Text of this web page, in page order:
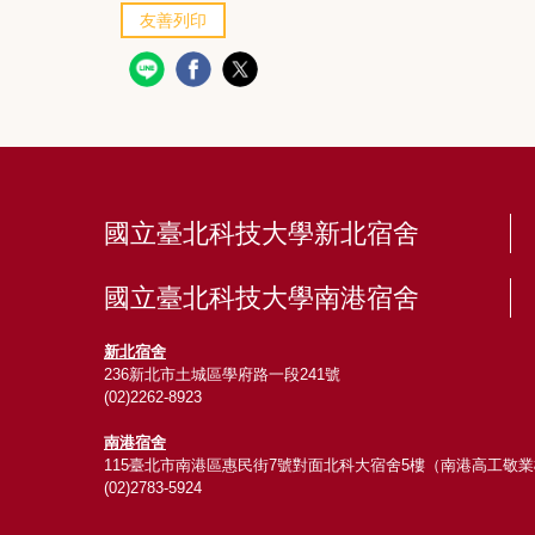
友善列印
國立臺北科技大學新北宿舍
國立臺北科技大學南港宿舍
新北宿舍
236新北市土城區學府路一段241號
(02)2262-8923
南港宿舍
115臺北市南港區惠民街7號對面北科大宿舍5樓（南港高工敬
(02)2783-5924